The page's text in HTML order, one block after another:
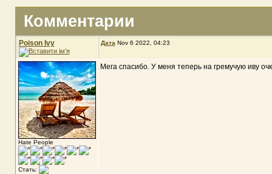
Комментарии
Poison Ivy Дата Nov 6 2022, 04:23
Hate People
Стать:
Мега спасибо. У меня теперь на гремучую иву